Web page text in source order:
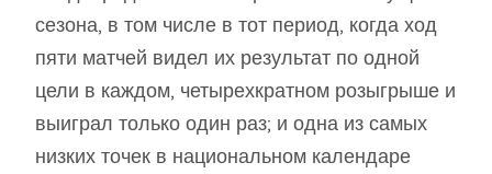
сезона, в том числе в тот период, когда ход
пяти матчей видел их результат по одной
цели в каждом, четырехкратном розыгрыше и
выиграл только один раз; и одна из самых
низких точек в национальном календаре